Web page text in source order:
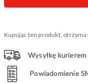
Kupując ten produkt,
Wysyłkę kurierem
Powiadomienie